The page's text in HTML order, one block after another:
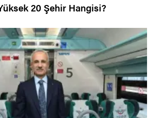
20 Şehir Hangisi?